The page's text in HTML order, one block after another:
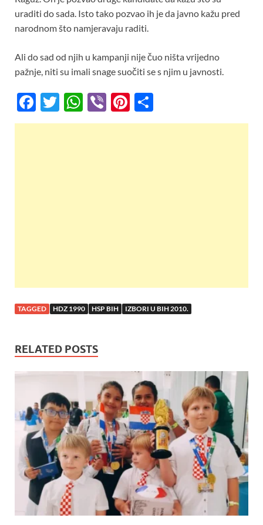
uraditi do sada. Isto tako pozvao ih je da javno kažu pred
narodnom što namjeravaju raditi.
Ali do sad od njih u kampanji nije čuo ništa vrijedno
pažnje, niti su imali snage suočiti se s njim u javnosti.
F
ac
T
w
W
h
Vi
b
Pi
nt h
TAGGED HDZ 1990 HSP BIH IZBORI U BIH 2010.
RELATED POSTS